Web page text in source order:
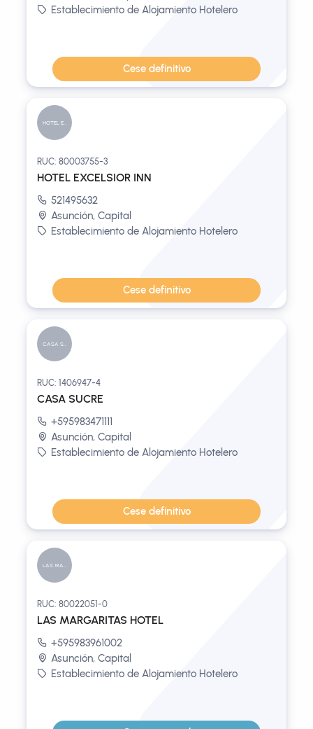
Establecimiento de Alojamiento Hotelero
Cese definitivo
HOTEL EXCE...
RUC: 80003755-3
HOTEL EXCELSIOR INN
521495632
Asunción, Capital
Establecimiento de Alojamiento Hotelero
Cese definitivo
CASA SUCRE
RUC: 1406947-4
CASA SUCRE
+595983471111
Asunción, Capital
Establecimiento de Alojamiento Hotelero
Cese definitivo
RUC: 80022051-0
LAS MARGARITAS HOTEL
+595983961002
Asunción, Capital
Establecimiento de Alojamiento Hotelero